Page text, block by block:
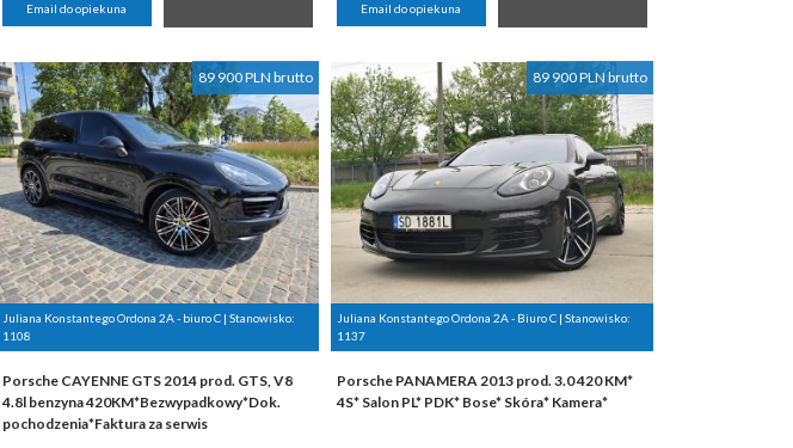
Email do opiekuna Email do opiekuna
89 900 PLN brutto
Juliana Konstantego Ordona 2A - biuro C | Stanowisko:
1108
Porsche CAYENNE GTS 2014 prod. GTS, V8
4.8l benzyna 420KM*Bezwypadkowy*Dok.
pochodzenia*Faktura za serwis
89 900 PLN brutto
Juliana Konstantego Ordona 2A - Biuro C | Stanowisko:
1137
Porsche PANAMERA 2013 prod. 3.0 420 KM*
4S* Salon PL* PDK* Bose* Skóra* Kamera*